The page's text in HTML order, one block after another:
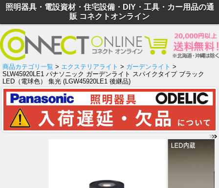
照明器具・電設資材・住宅設備・DIY・工具・カー用品の通
販 コネクトオンライン
商品カテゴリ一覧 > エクステリアライト > ガーデンライト >
SLW45920LE1 パナソニック ガーデンライト スパイクタイプ ブラック
LED（電球色） 集光 (LGW45920LE1 後継品)